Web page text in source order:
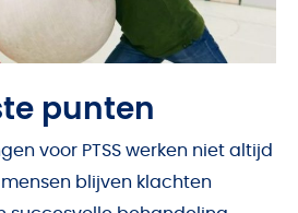
punten
voor PTSS werken niet altijd
blijven klachten